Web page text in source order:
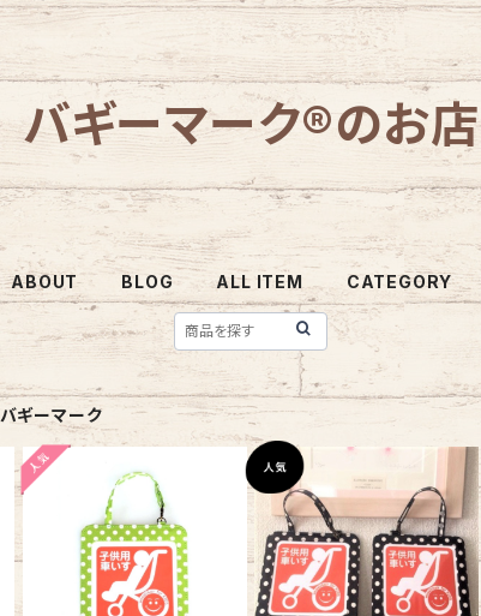
バギーマーク®のお店
ABOUT BLOG ALL ITEM CATEGORY
バギーマーク